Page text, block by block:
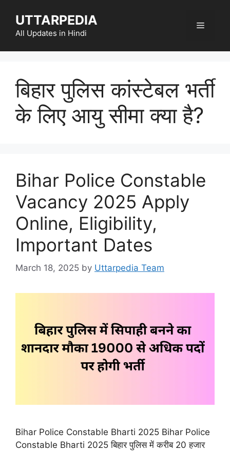
content
UTTARPEDIA
All Updates in Hindi
Menu
बिहार पुलिस कांस्टेबल भर्ती
के लिए आयु सीमा क्या है?
Bihar Police Constable
Vacancy 2025 Apply
Online, Eligibility,
Important Dates
March 18, 2025 by Uttarpedia Team
Bihar Police Constable Bharti 2025 Bihar Police
Constable Bharti 2025 बिहार पुलिस में करीब 20 हजार